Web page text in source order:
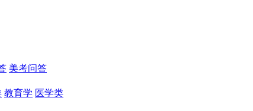
美考问答
教育学 医学类